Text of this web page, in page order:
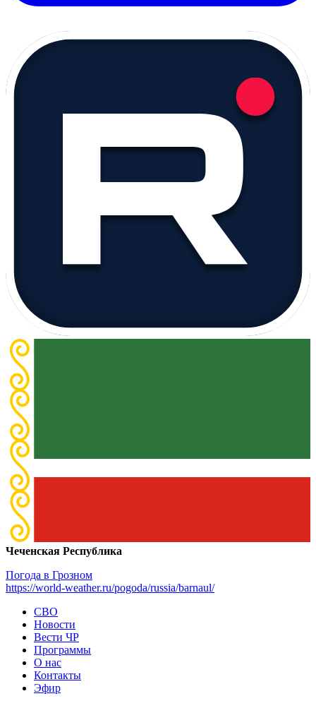
Чеченская Республика
Погода в Грозном
https://world-weather.ru/pogoda/russia/barnaul/
СВО
Новости
Вести ЧР
Программы
О нас
Контакты
Эфир